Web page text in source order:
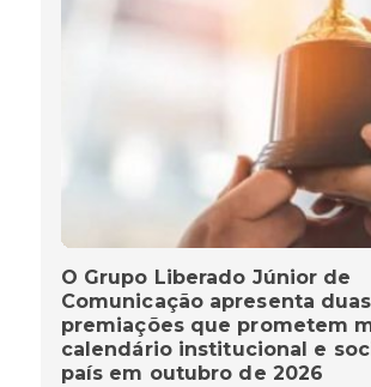
O Grupo Liberado Júnior de
Comunicação apresenta
premiações que prometem
calendário institucional e
país em outubro de 2026